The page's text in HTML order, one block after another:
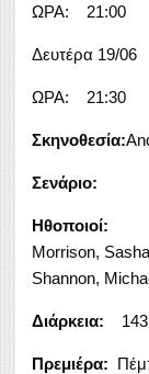
ΩΡΑ: 21:00
Δευτέρα 19/06
ΩΡΑ: 21:30
Σκηνοθεσία:
Σενάριο:
Ηθοποιοί:
Morrison,
Shannon,
Διάρκεια:
Πρεμιέρα: